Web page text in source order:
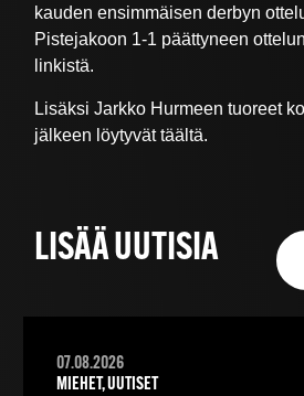
kauden ensimmäisen derbyn
Pistejakoon 1-1 päättyneen
linkistä.
Lisäksi Jarkko Hurmeen tuoreet
jälkeen löytyvät täältä.
LISÄÄ UUTISIA
07.08.2026
MIEHET, UUTISET